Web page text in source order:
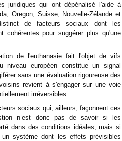
juridiques qui ont dépénalisé l'aide à
Oregon, Suisse, Nouvelle-Zélande et
de facteurs sociaux dont les
cohérentes pour suggérer plus qu'une
de l'euthanasie fait l'objet de vifs
niveau européen constitue un signal
sans une évaluation rigoureuse des
revient à s'engager sur une voie
irréversibles.
sociaux qui, ailleurs, façonnent ces
n’est donc pas de savoir si les
dans des conditions idéales, mais si
système dont les effets prévisibles